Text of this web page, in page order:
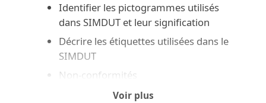
Identifier les pictogrammes utilisés
dans SIMDUT et leur signification
Décrire les étiquettes utilisées dans le
SIMDUT
Non-conformités
Identifier les sections d’une fiche de
Voir plus